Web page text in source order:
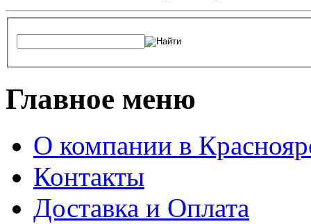
Главное меню
О компании в
Контакты
Доставка и Оплата